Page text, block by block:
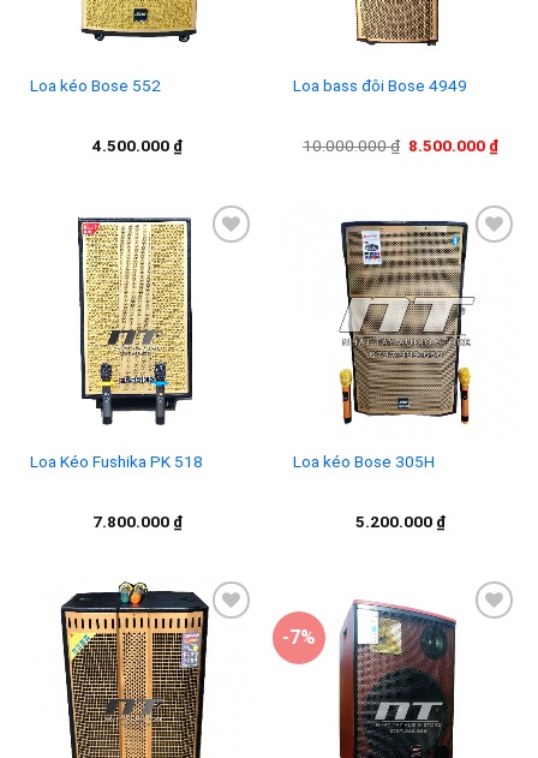
Loa kéo Bose 552
4.500.000 ₫
Loa bass đôi Bose 4949
10.000.000₫ Giá
8.500.000 ₫Giá
Loa Kéo Fushika PK 518
7.800.000 ₫
Add to
wishlist
Loa kéo Bose 305H
5.200.000 ₫
Add to
wishlist
-7%